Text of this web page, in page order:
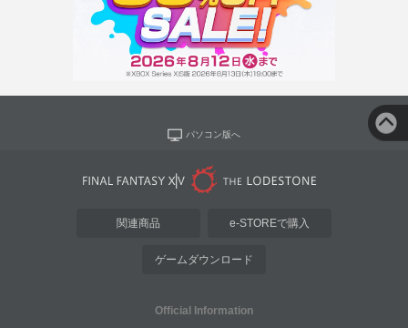
パソコン版へ
関連商品 e-STOREで購入
ゲームダウンロード
Official Information